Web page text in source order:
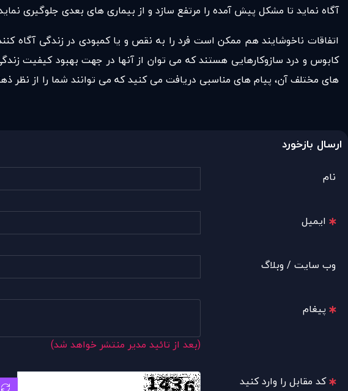
آگاه نماید تا مشکل پیش آمده را مرتفع سازد و از بیماری های بعدی جلوگیری
اتفاقات ناخوشایند هم ممکن است فرد را به نقص و یا کمبودی در زندگی آگاه کنند
کابوس و درد سازوکارهایی هستند که می توان از آنها در جهت بهبود کیفیت
های مختلف آن، پیام های مناسبی دریافت می کنید که می توانند شما را از نظر
ارسال بازخورد
نام
ایمیل
وب سایت / وبلاگ
پیغام
(بعد از تائید مدیر منتشر خواهد شد)
کد مقابل را وارد کنید